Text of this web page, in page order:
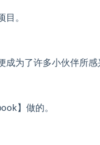
目。
为了许多小伙伴所感
】做的。